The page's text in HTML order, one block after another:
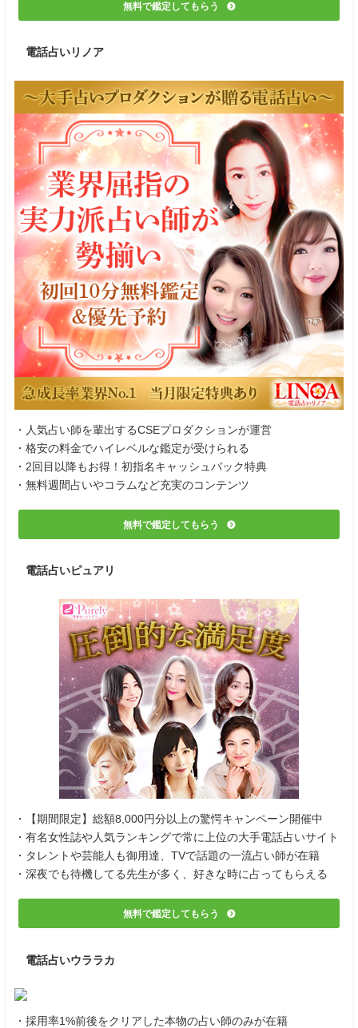
無料で鑑定してもらう
電話占いリノア
・人気占い師を輩出するCSEプロダクションが運営
・格安の料金でハイレベルな鑑定が受けられる
・2回目以降もお得！初指名キャッシュバック特典
・無料週間占いやコラムなど充実のコンテンツ
無料で鑑定してもらう
電話占いピュアリ
・【期間限定】総額8,000円分以上の驚愕キャンペーン開催中
・有名女性誌や人気ランキングで常に上位の大手電話占いサイト
・タレントや芸能人も御用達、TVで話題の一流占い師が在籍
・深夜でも待機してる先生が多く、好きな時に占ってもらえる
無料で鑑定してもらう
電話占いウララカ
・採用率1%前後をクリアした本物の占い師のみが在籍